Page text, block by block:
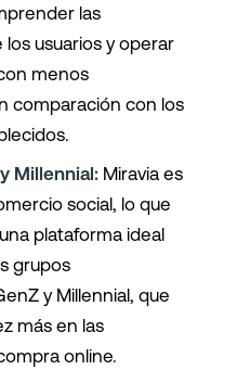
las
usuarios y operar
menos
comparación con los
Millennial: Miravia es
social, lo que
plataforma ideal
grupos
y Millennial, que
más en las
online.